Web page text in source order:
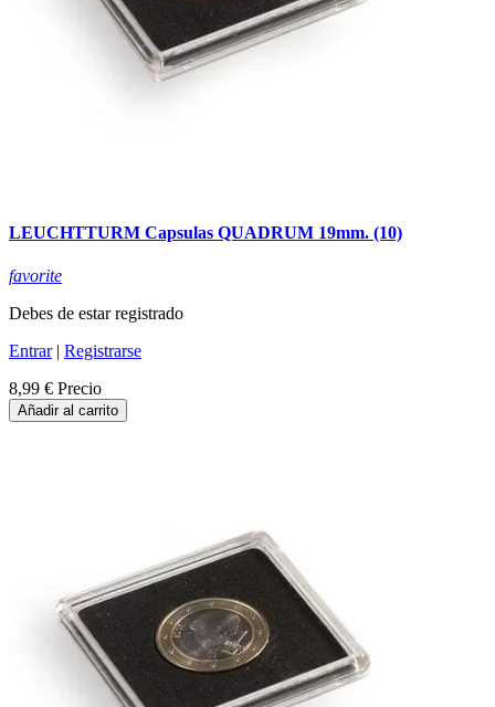
LEUCHTTURM Capsulas QUADRUM 19mm. (10)
favorite
Debes de estar registrado
Entrar| Registrarse
8,99 € Precio
Añadir al carrito